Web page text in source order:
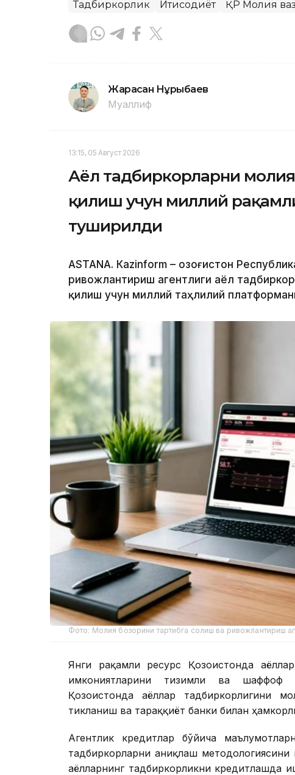
Тадбиркорлик Иқтисодиёт ҚР Молия
Жарасқан Нұрыбаев
Муаллиф
13:15, 05 Август 2026
Аёл тадбиркорларни
қилиш учун миллий
туширилди
ASTANА. Кazinform – Қозоғистон
ривожлантириш агентлиги аёл
қилиш учун миллий таҳлилий
Фото: Молия бозорини тартибга солиш ва ривожлантириш
Янги рақамли ресурс Қозоғистонда
имкониятларини тизимли ва шаффоф
Қозоғистонда аёллар тадбиркорлигини
тикланиш ва тараққиёт банки билан
Агентлик кредитлар бўйича
тадбиркорларни аниқлаш
аёлларнинг тадбиркорликни кредитлашда